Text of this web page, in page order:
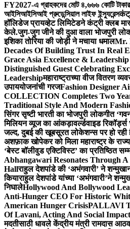
FY2027-এ গ্রাহকদের মোট ৪,৬৬৬ কোটি টাকার
আইসিআইসিআই প্রুডেন্সিয়াল লাইফ ইন্স্যুরেন্স
हॉलिडेज प्रायव्हेट लिमिटेडने कंट्री क्लब
केले.जुग-जुग जीने की दुआ वाला भोजपुरी
इशिका तोरिया की जोड़ी ने मचाया धमालMr.
Decades Of Building Trust In Real
Grace Asia Excellence &
Distinguished Guest Celebrating
Leadershipमहाराष्ट्राच्या वीज वितरण
उपाययोजनांची गरजFashion Designer
COLLECTION Completes Two
Traditional Style And Modern
सिंगर सृष्टी भारती का भोजपुरी लोकगीत
मिलियन व्यूज का आंकड़ावर्ल्डवाइड
जल्द, दुबई की खूबसूरत लोकेशन्स पर हो रही
अशफ़ाक खोपेकर को मिला महाराष्ट्र के
‘बेस्ट बॉलीवुड एक्टिविस्ट’ का प्रतिष्ठित
Abhangawari Resonates Through
Hallराहुल देशपांडे की ‘अभंगवारी’ ने
कियाराहुल देशपांडे यांच्या ‘अभंगवारी’ने
निघालेHollywood And Bollywood
Anti-Hunger CEO For Historic
American Hunger CrisisPALLAVI
Of Lavani, Acting And Social
मदतीसाठी धावले केंद्रीय मंत्री रामदास